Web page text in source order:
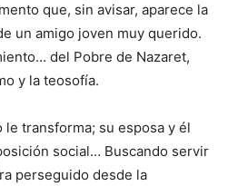
que, sin avisar, aparece la
un amigo joven muy querido.
del Pobre de Nazaret,
y la teosofía.
transforma; su esposa y él
social… Buscando servir
perseguido desde la